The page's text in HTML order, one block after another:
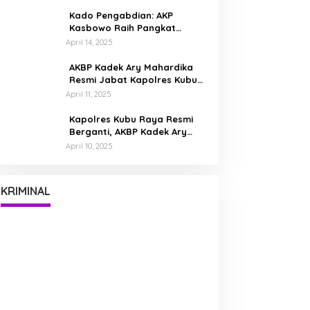
Kado Pengabdian: AKP
Kasbowo Raih Pangkat
Kompol Dua Bulan Jelang
April 14, 2025
AKBP Kadek Ary Mahardika
Resmi Jabat Kapolres Kubu
Raya, Siap Perkuat
Masyarakat
April 11, 2025
Kapolres Kubu Raya Resmi
Berganti, AKBP Kadek Ary
Mahardika Disambut Tradisi
April 10, 2025
KRIMINAL